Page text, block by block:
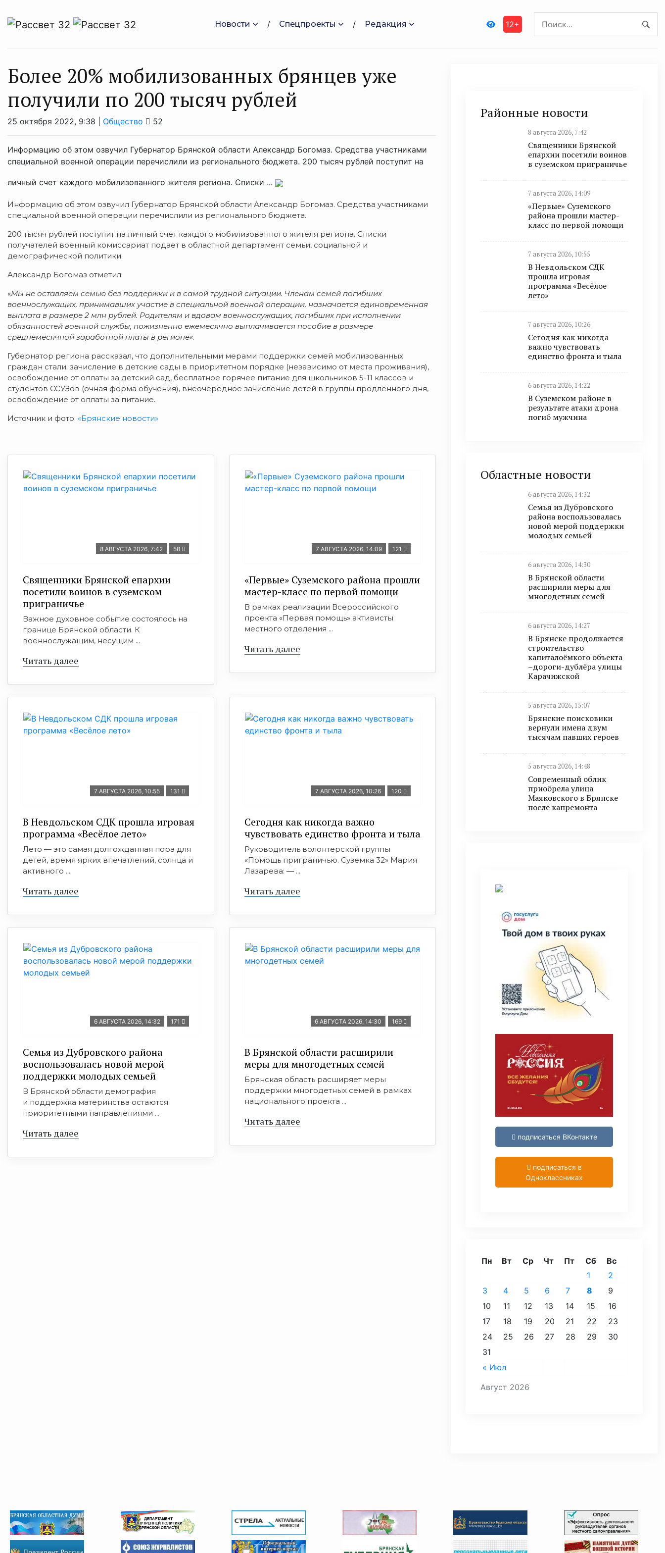
Новости Спецпроекты Редакция 12+
Более 20% мобилизованных брянцев уже
получили по 200 тысяч рублей
25 октября 2022, 9:38 | Общество 52
Информацию об этом озвучил Губернатор Брянской области Александр Богомаз. Средства участниками
специальной военной операции перечислили из регионального бюджета. 200 тысяч рублей поступит на
личный счет каждого мобилизованного жителя региона. Списки ...
Информацию об этом озвучил Губернатор Брянской области Александр Богомаз. Средства участниками
специальной военной операции перечислили из регионального бюджета.
200 тысяч рублей поступит на личный счет каждого мобилизованного жителя региона. Списки
получателей военный комиссариат подает в областной департамент семьи, социальной и
демографической политики.
Александр Богомаз отметил:
«Мы не оставляем семью без поддержки и в самой трудной ситуации. Членам семей погибших
военнослужащих, принимавших участие в специальной военной операции, назначается единовременная
выплата в размере 2 млн рублей. Родителям и вдовам военнослужащих, погибших при исполнении
обязанностей военной службы, пожизненно ежемесячно выплачивается пособие в размере
среднемесячной заработной платы в регионе«.
Губернатор региона рассказал, что дополнительными мерами поддержки семей мобилизованных
граждан стали: зачисление в детские сады в приоритетном порядке (независимо от места проживания),
освобождение от оплаты за детский сад, бесплатное горячее питание для школьников 5-11 классов и
студентов ССУЗов (очная форма обучения), внеочередное зачисление детей в группы продленного дня,
освобождение от оплаты за питание.
Источник и фото: «Брянские новости»
8 АВГУСТА 2026, 7:42 58
Священники Брянской епархии
посетили воинов в суземском
приграничье
Важное духовное событие состоялось на
границе Брянской области. К
военнослужащим, несущим ...
Читать далее
7 АВГУСТА 2026, 14:09 121
«Первые» Суземского района прошли
мастер-класс по первой помощи
В рамках реализации Всероссийского
проекта «Первая помощь» активисты
местного отделения ...
Читать далее
7 АВГУСТА 2026, 10:55 131
В Невдольском СДК прошла игровая
программа «Весёлое лето»
Лето — это самая долгожданная пора для
детей, время ярких впечатлений, солнца и
активного ...
Читать далее
7 АВГУСТА 2026, 10:26 120
Сегодня как никогда важно
чувствовать единство фронта и тыла
Руководитель волонтерской группы
«Помощь приграничью. Суземка 32» Мария
Лазарева: — ...
Читать далее
6 АВГУСТА 2026, 14:32 171
Семья из Дубровского района
воспользовалась новой мерой
поддержки молодых семьей
В Брянской области демография
и поддержка материнства остаются
приоритетными направлениями ...
Читать далее
6 АВГУСТА 2026, 14:30 169
В Брянской области расширили
меры для многодетных семей
Брянская область расширяет меры
поддержки многодетных семей в рамках
национального проекта ...
Читать далее
Районные новости
8 августа 2026, 7:42
Священники Брянской
епархии посетили воинов
в суземском приграничье
7 августа 2026, 14:09
«Первые» Суземского
района прошли мастер-
класс по первой помощи
7 августа 2026, 10:55
В Невдольском СДК
прошла игровая
программа «Весёлое
лето»
7 августа 2026, 10:26
Сегодня как никогда
важно чувствовать
единство фронта и тыла
6 августа 2026, 14:22
В Суземском районе в
результате атаки дрона
погиб мужчина
Областные новости
6 августа 2026, 14:32
Семья из Дубровского
района воспользовалась
новой мерой поддержки
молодых семьей
6 августа 2026, 14:30
В Брянской области
расширили меры для
многодетных семей
6 августа 2026, 14:27
В Брянске продолжается
строительство
капиталоёмкого объекта
–дороги-дублёра улицы
Карачижской
5 августа 2026, 15:07
Брянские поисковики
вернули имена двум
тысячам павших героев
5 августа 2026, 14:48
Современный облик
приобрела улица
Маяковского в Брянске
после капремонта
подписаться ВКонтакте
подписаться в
Одноклассниках
Август 2026
Пн Вт Ср Чт Пт Сб Вс
« Июл
1
2
3
4 5 6 7 8
9
10
11 12 13 14 15
16
17
18 19 20 21 22
23
24
25 26 27 28 29
30
31